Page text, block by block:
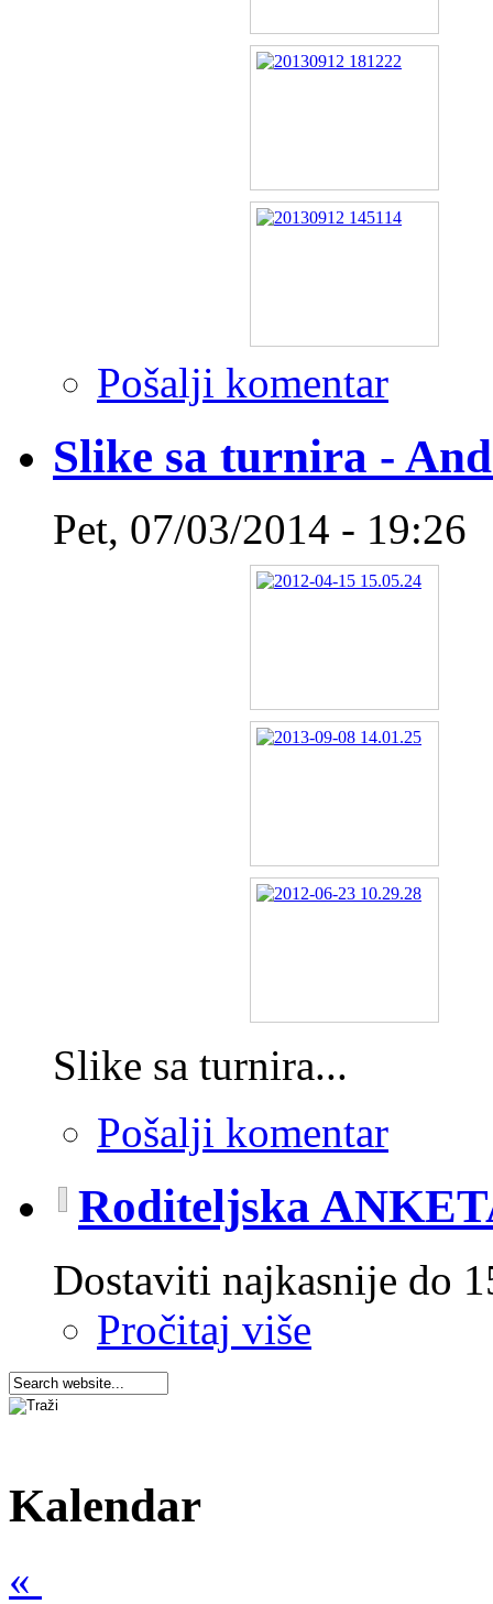
Pošalji komentar
Slike sa turnira -
Pet, 07/03/2014 - 19:26
Slike sa turnira...
Pošalji komentar
Roditeljska
Dostaviti najkasnije do
Pročitaj više
Kalendar
«